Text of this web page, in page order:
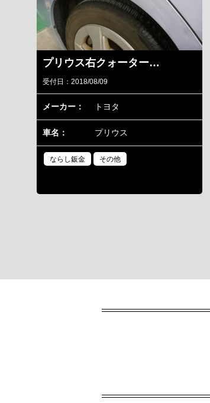
プリウス右クォーター…
受付日：2018/08/09
メーカー： トヨタ
車名： プリウス
ならし鈑金 その他